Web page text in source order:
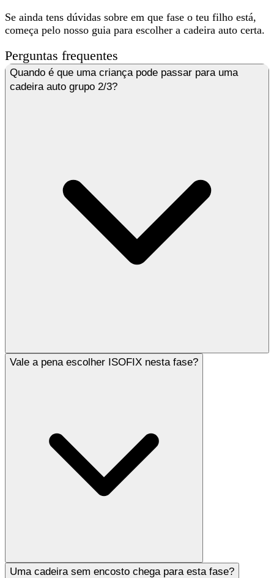
Se ainda tens dúvidas sobre em que fase o teu filho está,
começa pelo nosso guia para escolher a cadeira auto certa.
Perguntas frequentes
Quando é que uma criança pode passar para uma
cadeira auto grupo 2/3?
Vale a pena escolher ISOFIX nesta fase?
Uma cadeira sem encosto chega para esta fase?